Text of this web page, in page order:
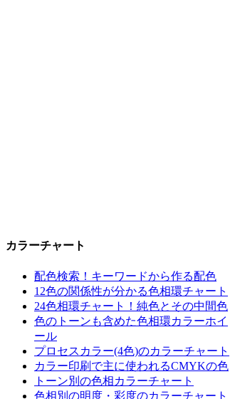
カラーチャート
配色検索！キーワードから作る配色
12色の関係性が分かる色相環チャート
24色相環チャート！純色とその中間色
色のトーンも含めた色相環カラーホイ
ール
プロセスカラー(4色)のカラーチャート
カラー印刷で主に使われるCMYKの色
トーン別の色相カラーチャート
色相別の明度・彩度のカラーチャート